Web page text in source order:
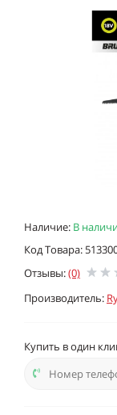
Наличие: В
Код Товара:
Отзывы:(0)
Производитель:
Купить в один